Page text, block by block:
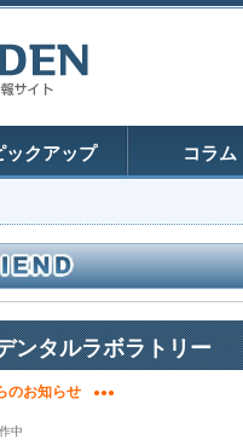
ックアップ コラム
タルラボラトリー
のお知らせ ●●●
中